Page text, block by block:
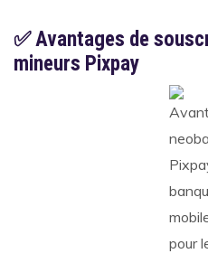
✅Avantages de
mineurs Pixpay